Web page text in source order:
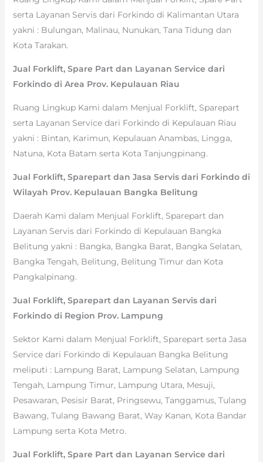
serta Layanan Servis dari Forkindo di Kalimantan Utara
yakni : Bulungan, Malinau, Nunukan, Tana Tidung dan
Kota Tarakan.
Jual Forklift, Spare Part dan Layanan Service dari
Forkindo di Area Prov. Kepulauan Riau
Ruang Lingkup Kami dalam Menjual Forklift, Sparepart
serta Layanan Service dari Forkindo di Kepulauan Riau
yakni : Bintan, Karimun, Kepulauan Anambas, Lingga,
Natuna, Kota Batam serta Kota Tanjungpinang.
Jual Forklift, Sparepart dan Jasa Servis dari Forkindo di
Wilayah Prov. Kepulauan Bangka Belitung
Daerah Kami dalam Menjual Forklift, Sparepart dan
Layanan Servis dari Forkindo di Kepulauan Bangka
Belitung yakni : Bangka, Bangka Barat, Bangka Selatan,
Bangka Tengah, Belitung, Belitung Timur dan Kota
Pangkalpinang.
Jual Forklift, Sparepart dan Layanan Servis dari
Forkindo di Region Prov. Lampung
Sektor Kami dalam Menjual Forklift, Sparepart serta Jasa
Service dari Forkindo di Kepulauan Bangka Belitung
meliputi : Lampung Barat, Lampung Selatan, Lampung
Tengah, Lampung Timur, Lampung Utara, Mesuji,
Pesawaran, Pesisir Barat, Pringsewu, Tanggamus, Tulang
Bawang, Tulang Bawang Barat, Way Kanan, Kota Bandar
Lampung serta Kota Metro.
Jual Forklift, Spare Part dan Layanan Service dari